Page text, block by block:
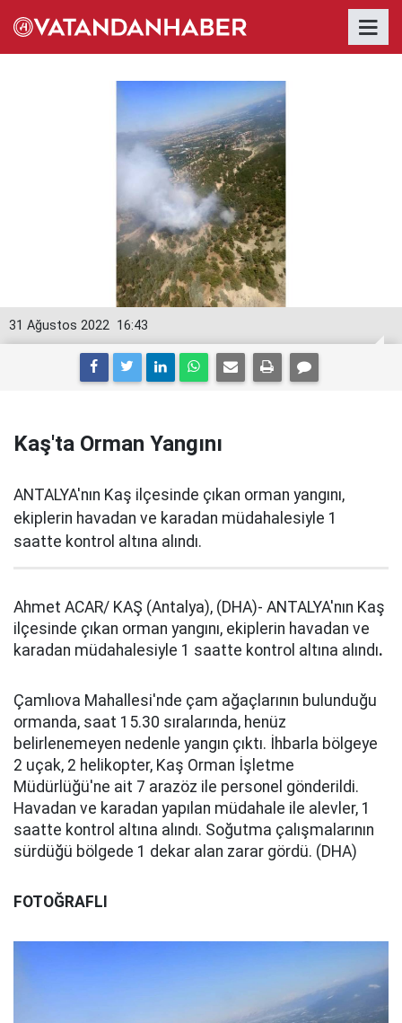
16:43
31 Ağustos 2022
Kaş'ta Orman Yangını
ANTALYA'nın Kaş ilçesinde çıkan orman yangını,
ekiplerin havadan ve karadan müdahalesiyle 1
saatte kontrol altına alındı.
Ahmet ACAR/ KAŞ (Antalya), (DHA)- ANTALYA'nın Kaş
ilçesinde çıkan orman yangını, ekiplerin havadan ve
karadan müdahalesiyle 1 saatte kontrol altına alındı.
Çamlıova Mahallesi'nde çam ağaçlarının bulunduğu
ormanda, saat 15.30 sıralarında, henüz
belirlenemeyen nedenle yangın çıktı. İhbarla bölgeye
2 uçak, 2 helikopter, Kaş Orman İşletme
Müdürlüğü'ne ait 7 arazöz ile personel gönderildi.
Havadan ve karadan yapılan müdahale ile alevler, 1
saatte kontrol altına alındı. Soğutma çalışmalarının
sürdüğü bölgede 1 dekar alan zarar gördü. (DHA)
FOTOĞRAFLI